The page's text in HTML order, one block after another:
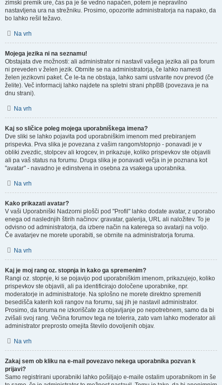
zimski premik ure, čas pa je še vedno napačen, potem je nepravilno
nastavljena ura na strežniku. Prosimo, opozorite administratorja na napako, da
bo lahko rešil težavo.
Na vrh
Mojega jezika ni na seznamu!
Obstajata dve možnosti: ali administrator ni nastavil vašega jezika ali pa forum
ni preveden v želen jezik. Obrnite se na administratorja, če lahko namesti
želen jezikovni paket. Če le-ta ne obstaja, lahko sami ustvarite nov prevod (če
želite). Več informacij lahko najdete na spletni strani phpBB (povezava je na
dnu strani).
Na vrh
Kaj so sličice poleg mojega uporabniškega imena?
Dve sliki se lahko pojavita pod uporabniškim imenom med prebiranjem
prispevka. Prva slika je povezana z vašim rangom/stopnjo - ponavadi je v
obliki zvezdic, stolpcev ali krogcev, in prikazuje, koliko prispevkov ste objavili
ali pa vaš status na forumu. Druga slika je ponavadi večja in je poznana kot
"avatar" - navadno je edinstvena in osebna za vsakega uporabnika.
Na vrh
Kako prikazati avatar?
V vaši Uporabniški Nadzorni plošči pod "Profil" lahko dodate avatar, z uporabo
enega od naslednjih štirih načinov: gravatar, galerija, URL ali naložitev. To je
odvisno od administratorja, da izbere način na katerega so avatarji na voljo.
Če avatarjev ne morete uporabiti, se obrnite na administratorja foruma.
Na vrh
Kaj je moj rang oz. stopnja in kako ga spremenim?
Rangi oz. stopnje, ki se pojavijo pod uporabniškim imenom, prikazujejo, koliko
prispevkov ste objavili, ali pa identificirajo določene uporabnike, npr.
moderatorje in administratorje. Na splošno ne morete direktno spremeniti
besedišča katerih koli rangov na forumu, saj jih je nastavil administrator.
Prosimo, da foruma ne izkoriščate za objavljanje po nepotrebnem, samo da bi
zvišali svoj rang. Večina forumov tega ne tolerira, zato vam lahko moderator ali
administrator preprosto omejita število dovoljenih objav.
Na vrh
Zakaj sem ob kliku na e-mail povezavo nekega uporabnika pozvan k
prijavi?
Samo registrirani uporabniki lahko pošiljajo e-maile ostalim uporabnikom in še